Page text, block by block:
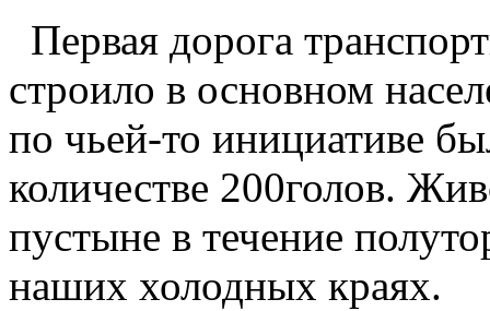
Первая дорога
строило в основном
по чьей-то инициативе
количестве 200голов.
пустыне в течение
наших холодных краях.